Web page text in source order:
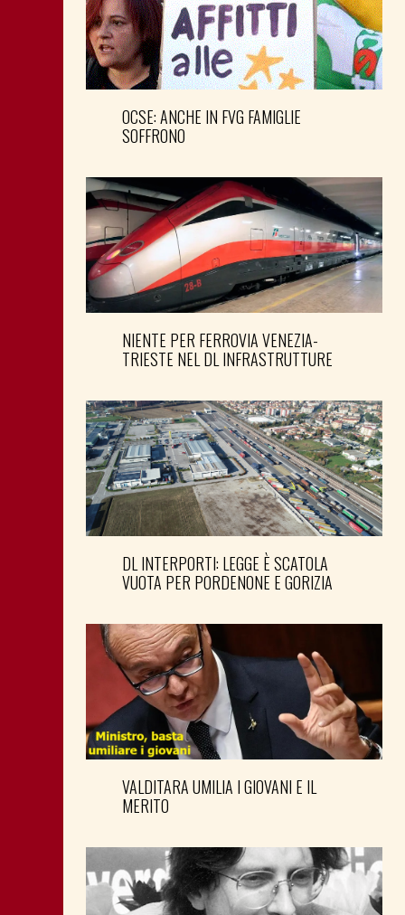
OCSE: ANCHE IN FVG FAMIGLIE
SOFFRONO
NIENTE PER FERROVIA VENEZIA-
TRIESTE NEL DL INFRASTRUTTURE
DL INTERPORTI: LEGGE È SCATOLA
VUOTA PER PORDENONE E GORIZIA
VALDITARA UMILIA I GIOVANI E IL
MERITO